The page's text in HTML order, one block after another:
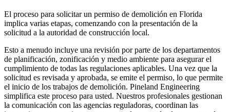
El proceso para solicitar un permiso de demolición en Florida
implica varias etapas, comenzando con la presentación de la
solicitud a la autoridad de construcción local.
Esto a menudo incluye una revisión por parte de los departamentos
de planificación, zonificación y medio ambiente para asegurar el
cumplimiento de todas las regulaciones aplicables. Una vez que la
solicitud es revisada y aprobada, se emite el permiso, lo que permite
el inicio de los trabajos de demolición. Pineland Engineering
simplifica este proceso para usted. Nuestros profesionales gestionan
la comunicación con las agencias reguladoras, coordinan las